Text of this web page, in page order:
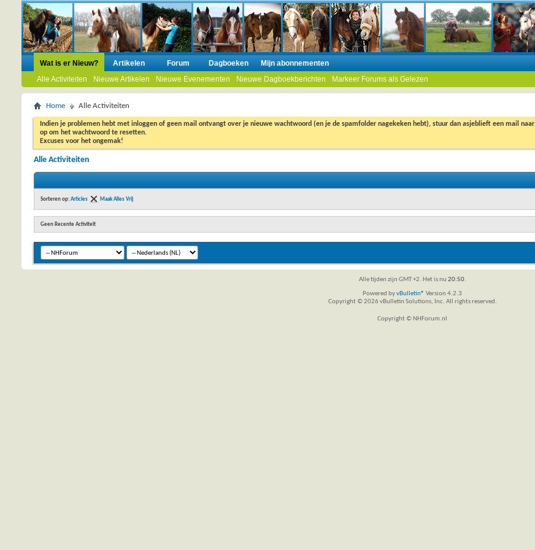
Wat is er Nieuw?
Alle Activiteiten
Nieuwe Artikelen Nieuwe Evenementen Nieuwe Dagboekberichten Markeer Forums als Gelezen
Artikelen Forum Dagboeken
Mijn abonnementen
Home Alle Activiteiten
Indien je problemen hebt met inloggen of geen mail ontvangt over je nieuwe wachtwoord (en je de spamfolder nagekeken hebt), stuur dan asjeblieft een mail naar
op om het wachtwoord te resetten.
Excuses voor het ongemak!
Alle Activiteiten
Sorteren op: Articles Maak Alles Vrij
Geen Recente Activiteit
Alle tijden zijn GMT +2. Het is nu 20:50.
Powered byvBulletin® Version 4.2.3
Copyright © 2026 vBulletin Solutions, Inc. All rights reserved.
Copyright © NHForum.nl